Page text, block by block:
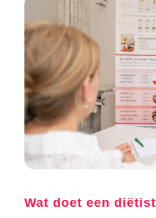
Wat doet een diëtist